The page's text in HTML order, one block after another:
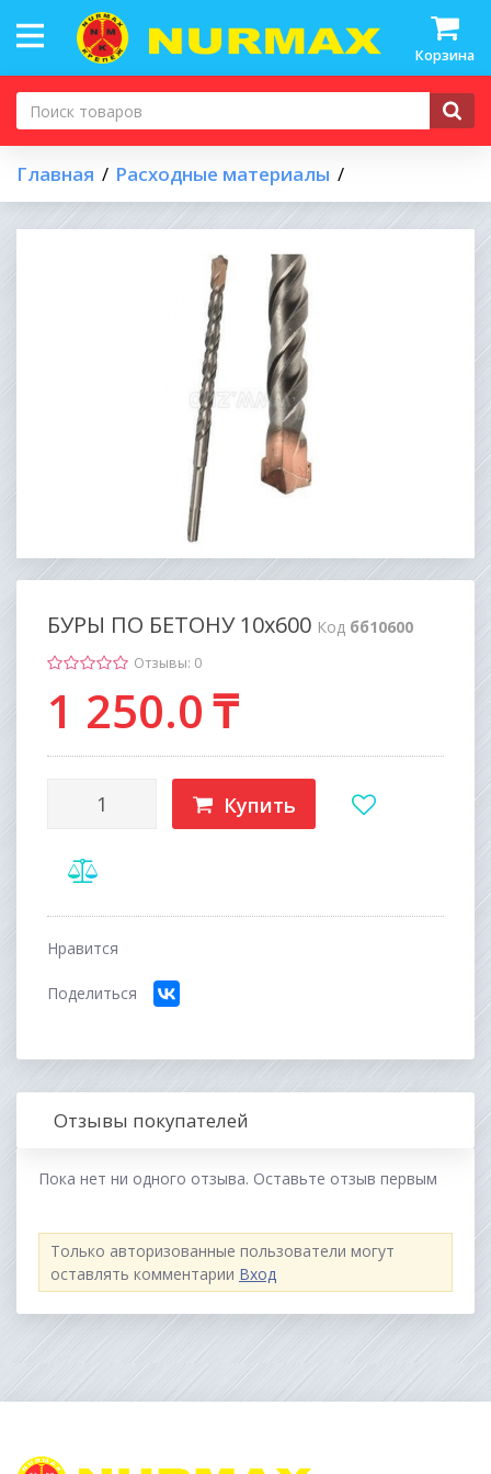
Корзина
Главная Расходные материалы
БУРЫ ПО БЕТОНУ 10х600 Код бб10600
Отзывы: 0
1 250.0₸
Купить
Нравится
Поделиться
Отзывы покупателей
Пока нет ни одного отзыва. Оставьте отзыв первым
Только авторизованные пользователи могут
оставлять комментарии Вход